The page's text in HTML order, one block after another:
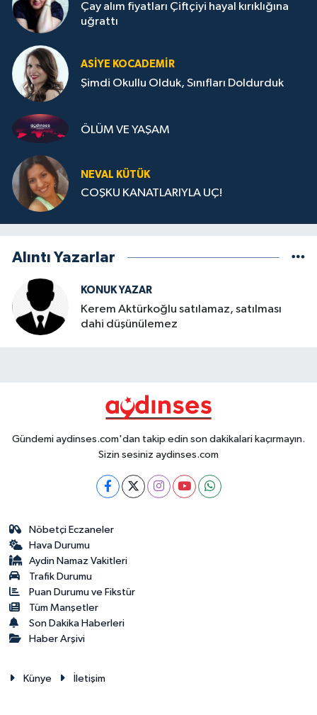
Çay alım fiyatları Çiftçiyi hayal kırıklığına
uğrattı
ASIYE KOCADEMİR
Şimdi Okullu Olduk, Sınıfları Doldurduk
ÖLÜM VE YAŞAM
NEVAL KÜTÜK
COŞKU KANATLARIYLA UÇ!
Alıntı Yazarlar
KONUK YAZAR
Kerem Aktürkoğlu satılamaz, satılması
dahi düşünülemez
Gündemi aydinses.com'dan takip edin son dakikalari kaçırmayın.
Sizin sesiniz aydinses.com
Nöbetçi Eczaneler
Hava Durumu
Aydin Namaz Vakitleri
Trafik Durumu
Puan Durumu ve Fikstür
Tüm Manşetler
Son Dakika Haberleri
Haber Arşivi
Künye İletişim